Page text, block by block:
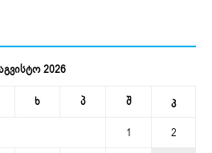
2026
ხ პ შ კ
1
2